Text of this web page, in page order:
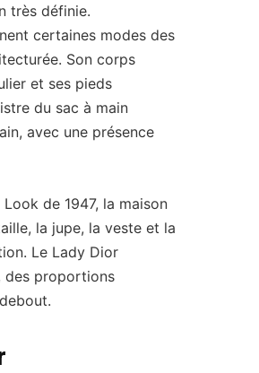
très définie.
certaines modes des
Son corps
et ses pieds
du sac à main
avec une présence
de 1947, la maison
la jupe, la veste et la
Le Lady Dior
des proportions